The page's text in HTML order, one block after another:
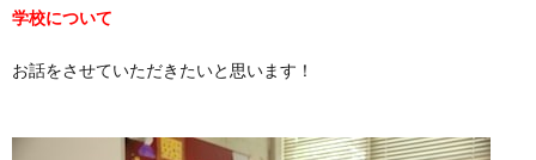
学校について
お話をさせていただきたいと思います！